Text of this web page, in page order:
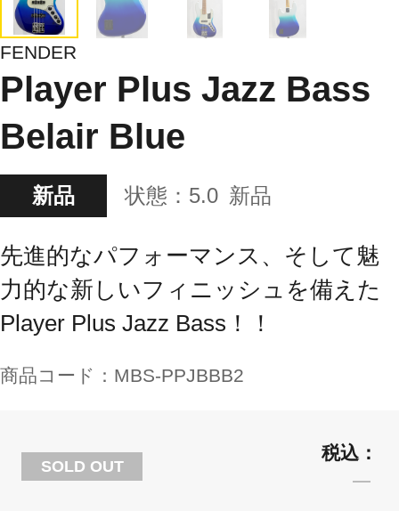
FENDER
Player Plus Jazz Bass
Belair Blue
新品 状態： 5.0 新品
先進的なパフォーマンス、そして魅
力的な新しいフィニッシュを備えた
Player Plus Jazz Bass！！
商品コード： MBS-PPJBBB2
SOLD OUT